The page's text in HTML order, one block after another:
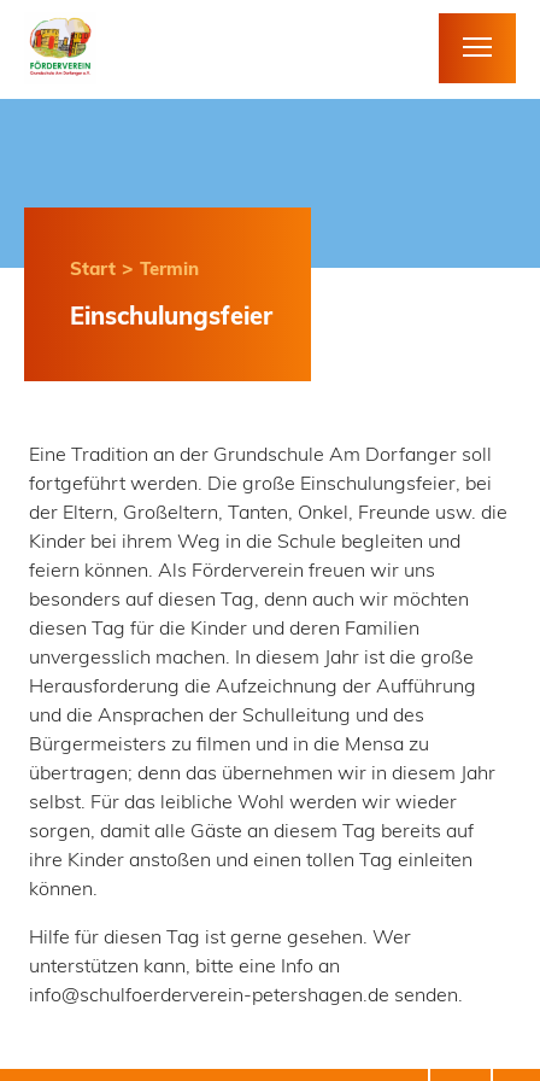
Start > Termin
Einschulungsfeier
Eine Tradition an der Grundschule Am Dorfanger soll
fortgeführt werden. Die große Einschulungsfeier, bei
der Eltern, Großeltern, Tanten, Onkel, Freunde usw. die
Kinder bei ihrem Weg in die Schule begleiten und
feiern können. Als Förderverein freuen wir uns
besonders auf diesen Tag, denn auch wir möchten
diesen Tag für die Kinder und deren Familien
unvergesslich machen. In diesem Jahr ist die große
Herausforderung die Aufzeichnung der Aufführung
und die Ansprachen der Schulleitung und des
Bürgermeisters zu filmen und in die Mensa zu
übertragen; denn das übernehmen wir in diesem Jahr
selbst. Für das leibliche Wohl werden wir wieder
sorgen, damit alle Gäste an diesem Tag bereits auf
ihre Kinder anstoßen und einen tollen Tag einleiten
können.
Hilfe für diesen Tag ist gerne gesehen. Wer
unterstützen kann, bitte eine Info an
info@schulfoerderverein-petershagen.de senden.